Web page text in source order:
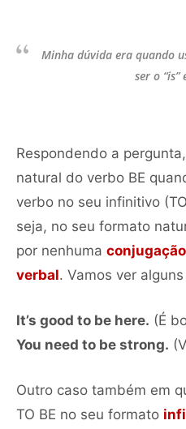
Minha dúvida era quando
ser o “is”
Respondendo a
natural do verbo BE
verbo no seu infinitivo
seja, no seu formato
por nenhuma conjugação
verbal. Vamos ver
It’s good to be here. (É
You need to be strong.
Outro caso também em
TO BE no seu formato